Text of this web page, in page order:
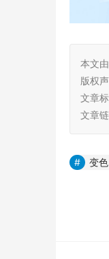
本文
版权
文章
文章
变色